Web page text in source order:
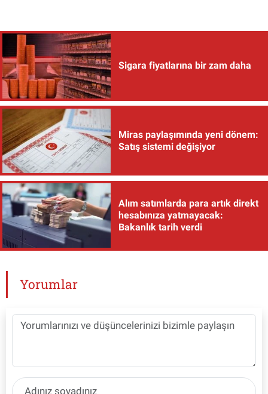
Sigara fiyatlarına bir zam daha
Miras paylaşımında yeni dönem:
Satış sistemi değişiyor
Alım satımlarda para artık direkt
hesabınıza yatmayacak:
Bakanlık tarih verdi
Yorumlar